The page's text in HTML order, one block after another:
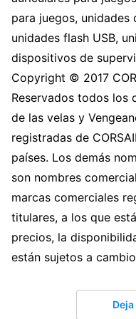
para juegos,
unidades flash USB,
dispositivos de
Copyright © 2017
Reservados todos los
de las velas y
registradas de
países. Los demás
son nombres
marcas comerciales
titulares, a los que
precios, la
están sujetos a